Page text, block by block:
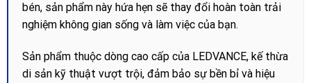
bén, sản phẩm này hứa hẹn sẽ thay đổi hoàn toàn trải
nghiệm không gian sống và làm việc của bạn.
Sản phẩm thuộc dòng cao cấp của LEDVANCE, kế thừa
di sản kỹ thuật vượt trội, đảm bảo sự bền bỉ và hiệu